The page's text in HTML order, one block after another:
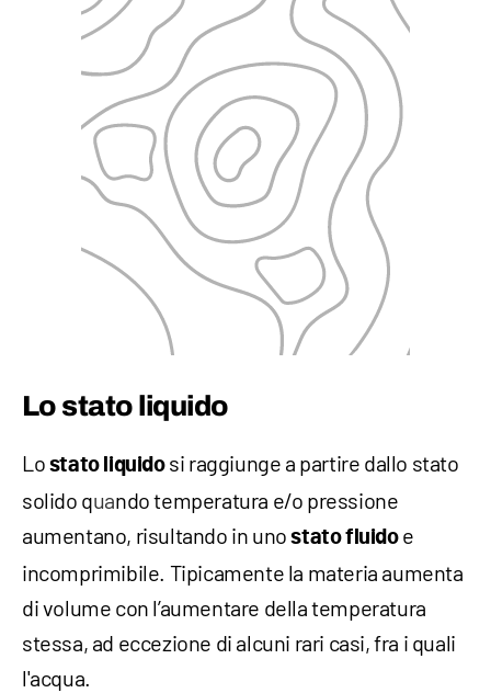
Lo stato liquido
Lo stato liquidosi raggiunge a partire dallo stato
solido quando temperatura e/o pressione
aumentano, risultando in unostato fluido e
incomprimibile. Tipicamente la materia aumenta
di volume con l’aumentare della temperatura
stessa, ad eccezione di alcuni rari casi, fra i quali
l'acqua.